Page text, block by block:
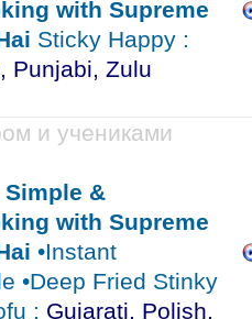
with Supreme
Sticky Happy :
Punjabi, Zulu
и учениками
&
with Supreme
•Instant
•Deep Fried Stinky
: Gujarati, Polish,